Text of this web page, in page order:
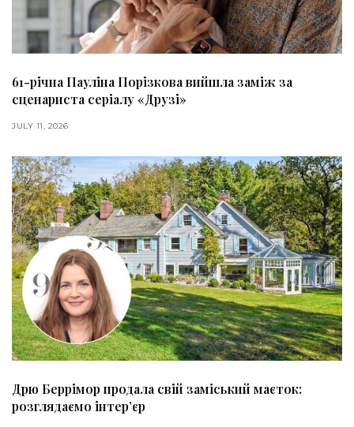
61-річна Пауліна Порізкова вийшла заміж за
сценариста серіалу «Друзі»
JULY 11, 2026
Дрю Беррімор продала свій заміський маєток:
розглядаємо інтер’єр